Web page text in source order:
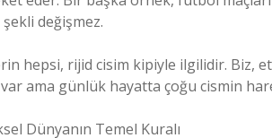
değişmez.
hepsi, rijid cisim kipiyle ilgilidir. Biz,
ama günlük hayatta çoğu cismin
Dünyanın Temel Kuralı